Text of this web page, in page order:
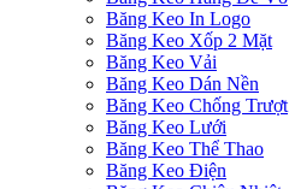
Băng Keo In Logo
Băng Keo Xốp 2 Mặt
Băng Keo Vải
Băng Keo Dán Nền
Băng Keo Chống Trượt
Băng Keo Lưới
Băng Keo Thể Thao
Băng Keo Điện